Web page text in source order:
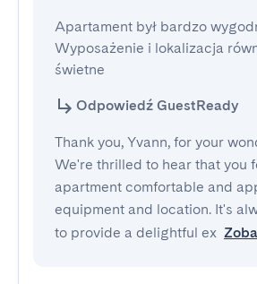
Apartament był bardzo
Wyposażenie i lokalizacja
świetne
Odpowiedź GuestReady
Thank you, Yvann, for your
We're thrilled to hear that you
apartment comfortable and
equipment and location. It's
to provide a delightful ex